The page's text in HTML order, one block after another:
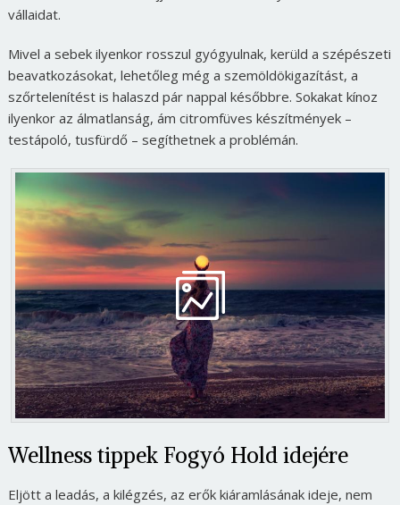
vállaidat.
Mivel a sebek ilyenkor rosszul gyógyulnak, kerüld a szépészeti
beavatkozásokat, lehetőleg még a szemöldökigazítást, a
szőrtelenítést is halaszd pár nappal későbbre. Sokakat kínoz
ilyenkor az álmatlanság, ám citromfüves készítmények –
testápoló, tusfürdő – segíthetnek a problémán.
Wellness tippek Fogyó Hold idejére
Eljött a leadás, a kilégzés, az erők kiáramlásának ideje, nem